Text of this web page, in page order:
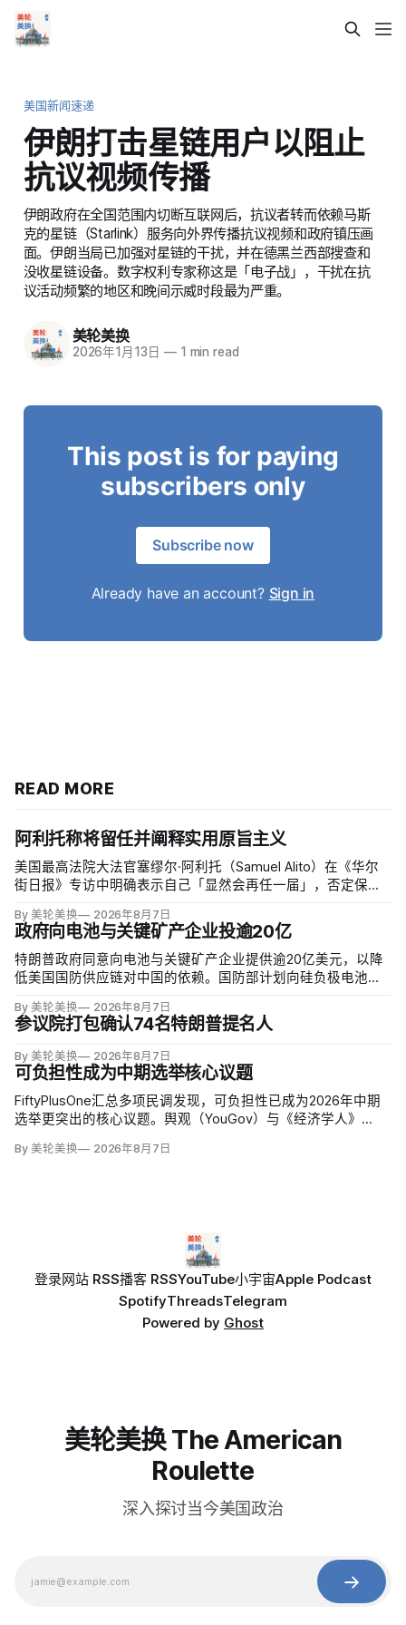
美国新闻速递
伊朗打击星链用户以阻止
抗议视频传播
伊朗政府在全国范围内切断互联网后，抗议者转而依赖马斯
克的星链（Starlink）服务向外界传播抗议视频和政府镇压画
面。伊朗当局已加强对星链的干扰，并在德黑兰西部搜查和
没收星链设备。数字权利专家称这是「电子战」，干扰在抗
议活动频繁的地区和晚间示威时段最为严重。
美轮美换
2026年1月13日 —1 min read
This post is for paying
subscribers only
Subscribe now
Already have an account? Sign in
READ MORE
阿利托称将留任并阐释实用原旨主义
美国最高法院大法官塞缪尔·阿利托（Samuel Alito）在《华尔
街日报》专访中明确表示自己「显然会再任一届」，否定保守
者的呼声。76岁的阿利托称这类催退提醒他生命有限，却也暗
含法官可以互换的误解。
By 美轮美换 2026年8月7日
政府向电池与关键矿产企业投逾20亿
特朗普政府同意向电池与关键矿产企业提供逾20亿美元，以降
低美国国防供应链对中国的依赖。国防部计划向硅负极电池公
开采钪的日出能源金属公司（Sunrise Energy Metals）提供4亿
美元贷款，美…
By 美轮美换 2026年8月7日
参议院打包确认74名特朗普提名人
By 美轮美换 2026年8月7日
可负担性成为中期选举核心议题
FiftyPlusOne汇总多项民调发现，可负担性已成为2026年中期
选举更突出的核心议题。舆观（YouGov）与《经济学人》
题的美国人，从2024年10月的24%升至今年5月的30%，本周进
By 美轮美换 2026年8月7日
登录网站 RSS播客 RSSYouTube小宇宙Apple Podcast
SpotifyThreadsTelegram
Powered by Ghost
美轮美换 The American
Roulette
深入探讨当今美国政治